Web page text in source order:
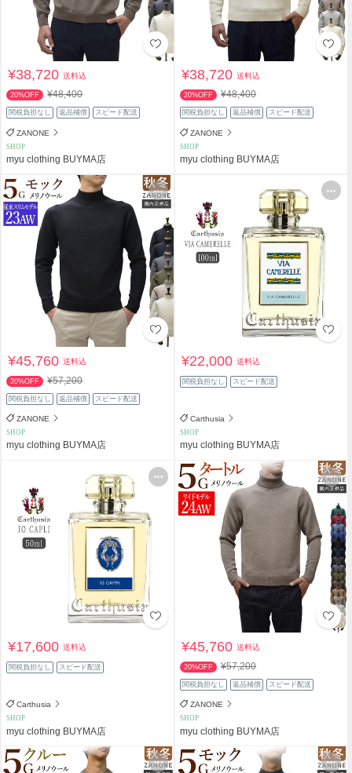
¥38,720送料込
20%OFF ¥48,400
関税負担なし 返品補償 スピード配送
ZANONE
SHOP
myu clothing BUYMA店
¥38,720送料込
20%OFF ¥48,400
関税負担なし 返品補償 スピード配送
ZANONE
SHOP
myu clothing BUYMA店
¥45,760送料込
20%OFF ¥57,200
関税負担なし 返品補償 スピード配送
ZANONE
SHOP
myu clothing BUYMA店
¥22,000送料込
関税負担なし スピード配送
Carthusia
SHOP
myu clothing BUYMA店
¥17,600送料込
関税負担なし スピード配送
Carthusia
SHOP
myu clothing BUYMA店
¥45,760送料込
20%OFF ¥57,200
関税負担なし 返品補償 スピード配送
ZANONE
SHOP
myu clothing BUYMA店